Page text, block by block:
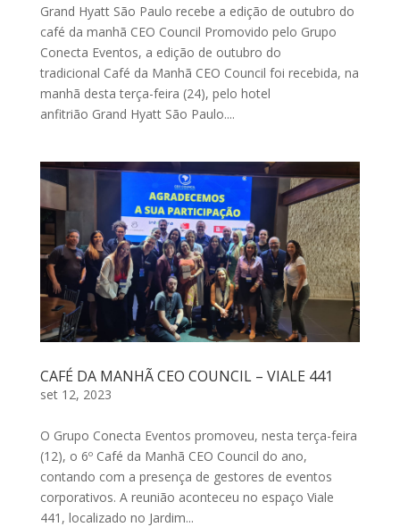
Grand Hyatt São Paulo recebe a edição de outubro do
café da manhã CEO Council Promovido pelo Grupo
Conecta Eventos, a edição de outubro do
tradicional Café da Manhã CEO Council foi recebida, na
manhã desta terça-feira (24), pelo hotel
anfitrião Grand Hyatt São Paulo....
CAFÉ DA MANHÃ CEO COUNCIL – VIALE 441
set 12, 2023
O Grupo Conecta Eventos promoveu, nesta terça-feira
(12), o 6º Café da Manhã CEO Council do ano,
contando com a presença de gestores de eventos
corporativos. A reunião aconteceu no espaço Viale
441, localizado no Jardim...